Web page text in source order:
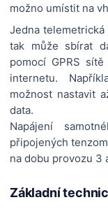
možno umístit na
Jedna
tak může sbírat
pomocí GPRS
internetu.
možnost nastavit
data.
Napájení
připojených
na dobu provozu 3
Základní